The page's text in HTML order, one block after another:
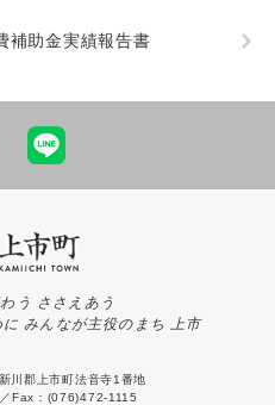
補助金実績報告書
う ささえあう
みんなが主役のまち 上市
川郡上市町法音寺1番地
Fax：(076)472-1115